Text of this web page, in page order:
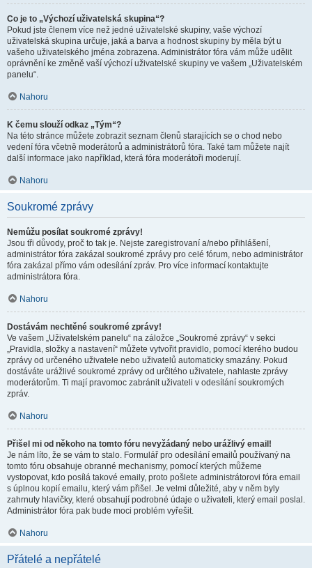
Co je to „Výchozí uživatelská skupina“?
Pokud jste členem více než jedné uživatelské skupiny, vaše výchozí
uživatelská skupina určuje, jaká a barva a hodnost skupiny by měla být u
vašeho uživatelského jména zobrazena. Administrátor fóra vám může udělit
oprávnění ke změně vaší výchozí uživatelské skupiny ve vašem „Uživatelském
panelu“.
Nahoru
K čemu slouží odkaz „Tým“?
Na této stránce můžete zobrazit seznam členů starajících se o chod nebo
vedení fóra včetně moderátorů a administrátorů fóra. Také tam můžete najít
další informace jako například, která fóra moderátoři moderují.
Nahoru
Soukromé zprávy
Nemůžu posílat soukromé zprávy!
Jsou tři důvody, proč to tak je. Nejste zaregistrovaní a/nebo přihlášení,
administrátor fóra zakázal soukromé zprávy pro celé fórum, nebo administrátor
fóra zakázal přímo vám odesílání zpráv. Pro více informací kontaktujte
administrátora fóra.
Nahoru
Dostávám nechtěné soukromé zprávy!
Ve vašem „Uživatelském panelu“ na záložce „Soukromé zprávy“ v sekci
„Pravidla, složky a nastavení“ můžete vytvořit pravidlo, pomocí kterého budou
zprávy od určeného uživatele nebo uživatelů automaticky smazány. Pokud
dostáváte urážlivé soukromé zprávy od určitého uživatele, nahlaste zprávy
moderátorům. Ti mají pravomoc zabránit uživateli v odesílání soukromých
zpráv.
Nahoru
Přišel mi od někoho na tomto fóru nevyžádaný nebo urážlivý email!
Je nám líto, že se vám to stalo. Formulář pro odesílání emailů používaný na
tomto fóru obsahuje obranné mechanismy, pomocí kterých můžeme
vystopovat, kdo posílá takové emaily, proto pošlete administrátorovi fóra email
s úplnou kopií emailu, který vám přišel. Je velmi důležité, aby v něm byly
zahrnuty hlavičky, které obsahují podrobné údaje o uživateli, který email poslal.
Administrátor fóra pak bude moci problém vyřešit.
Nahoru
Přátelé a nepřátelé